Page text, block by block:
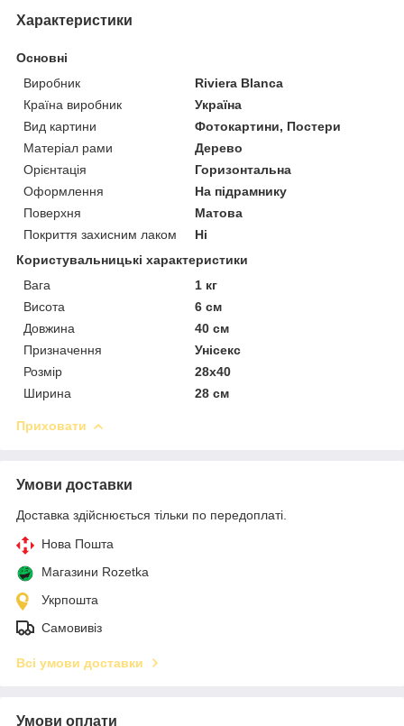
Характеристики
Основні
Виробник
Riviera Blanca
Країна виробник
Україна
Вид картини
Фотокартини, Постери
Матеріал рами
Дерево
Орієнтація
Горизонтальна
Оформлення
На підрамнику
Поверхня
Матова
Покриття захисним лаком
Ні
Користувальницькі характеристики
Вага
1 кг
Висота
6 см
Довжина
40 см
Призначення
Унісекс
Розмір
28х40
Ширина
28 см
Приховати
Умови доставки
Доставка здійснюється тільки по передоплаті.
Нова Пошта
Магазини Rozetka
Укрпошта
Самовивіз
Всі умови доставки
Умови оплати